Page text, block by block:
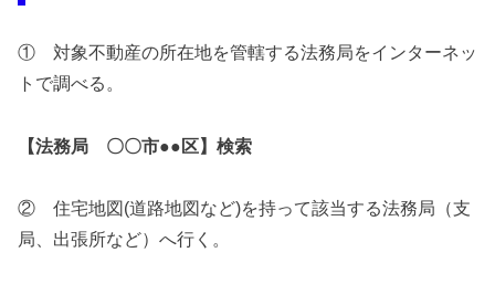
① 対象不動産の所在地を管轄する法務局をインターネッ
トで調べる。
【法務局 〇〇市●●区】検索
② 住宅地図(道路地図など)を持って該当する法務局（支
局、出張所など）へ行く。